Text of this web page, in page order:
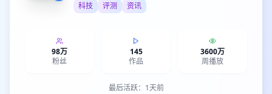
科技 评测 资讯
98万
粉丝
145
作品
3600万
周播放
最后活跃： 1天前